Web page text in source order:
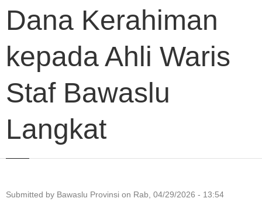
Dana Kerahiman
kepada Ahli Waris
Staf Bawaslu
Langkat
Submitted by Bawaslu Provinsi on Rab, 04/29/2026 - 13:54